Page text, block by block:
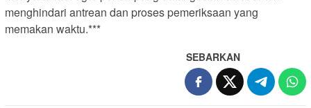
menghindari antrean dan proses pemeriksaan yang
memakan waktu.***
SEBARKAN